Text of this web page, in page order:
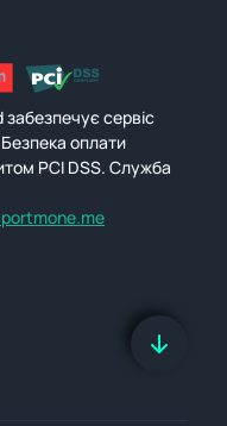
сервіс
оплати
PCI DSS. Служба